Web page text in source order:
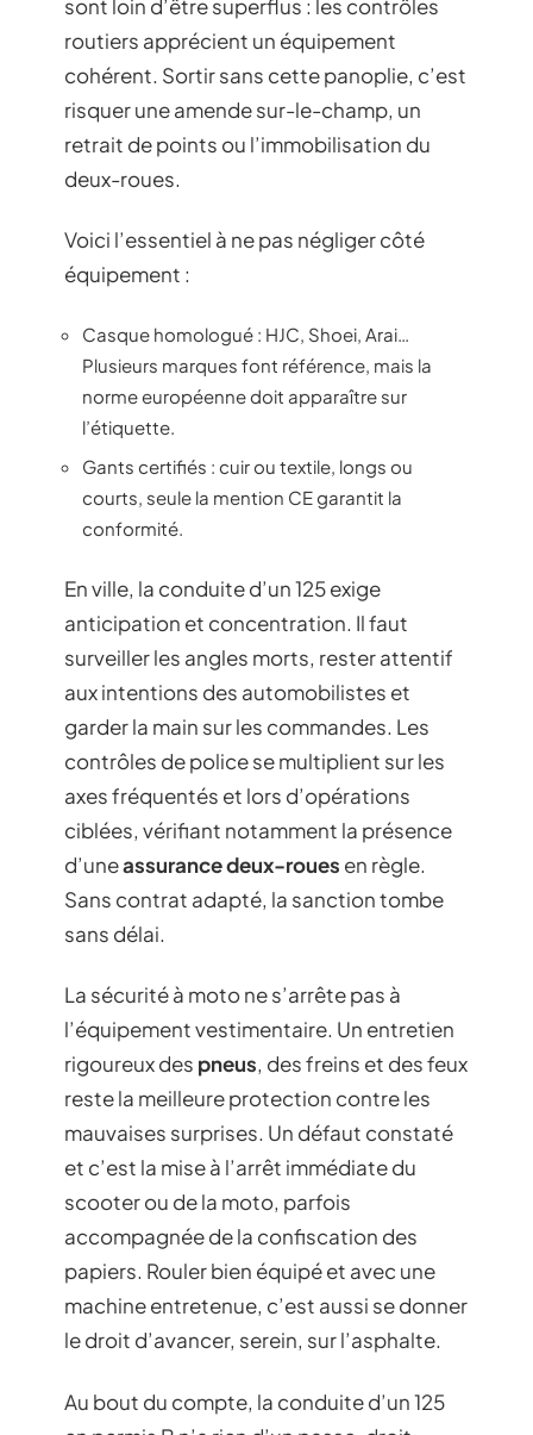
sont loin d’être superflus : les contrôles
routiers apprécient un équipement
cohérent. Sortir sans cette panoplie, c’est
risquer une amende sur-le-champ, un
retrait de points ou l’immobilisation du
deux-roues.
Voici l’essentiel à ne pas négliger côté
équipement :
Casque homologué : HJC, Shoei, Arai…
Plusieurs marques font référence, mais la
norme européenne doit apparaître sur
l’étiquette.
Gants certifiés : cuir ou textile, longs ou
courts, seule la mention CE garantit la
conformité.
En ville, la conduite d’un 125 exige
anticipation et concentration. Il faut
surveiller les angles morts, rester attentif
aux intentions des automobilistes et
garder la main sur les commandes. Les
contrôles de police se multiplient sur les
axes fréquentés et lors d’opérations
ciblées, vérifiant notamment la présence
d’uneassurance deux-roues en règle.
Sans contrat adapté, la sanction tombe
sans délai.
La sécurité à moto ne s’arrête pas à
l’équipement vestimentaire. Un entretien
rigoureux des pneus, des freins et des feux
reste la meilleure protection contre les
mauvaises surprises. Un défaut constaté
et c’est la mise à l’arrêt immédiate du
scooter ou de la moto, parfois
accompagnée de la confiscation des
papiers. Rouler bien équipé et avec une
machine entretenue, c’est aussi se donner
le droit d’avancer, serein, sur l’asphalte.
Au bout du compte, la conduite d’un 125